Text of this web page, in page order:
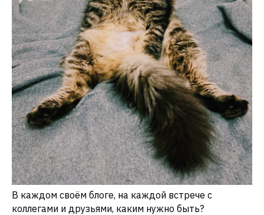
В каждом своём блоге, на каждой встрече с
коллегами и друзьями, каким нужно быть?